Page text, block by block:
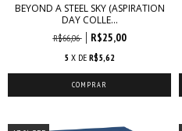
BEYOND A STEEL SKY (ASPIRATION
DAY COLLE...
R$66,06 R$25,00
5 X DE R$5,62